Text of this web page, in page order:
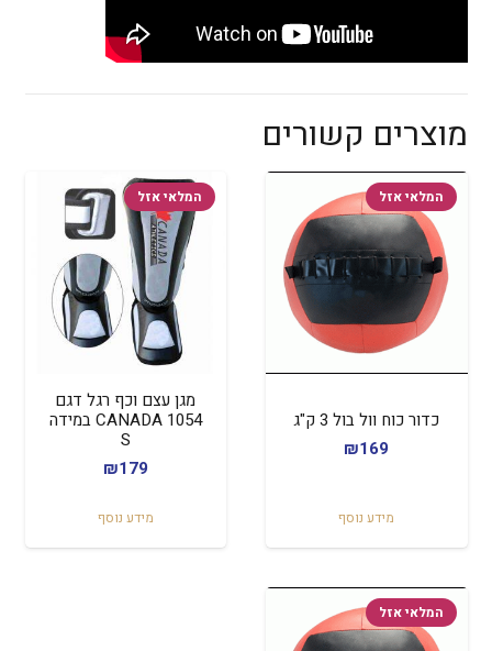
מוצרים קשורים
המלאי אזל
כדור כוח וול בול 3 ק"ג
₪169
מידע נוסף
המלאי אזל
מגן עצם וכף רגל דגם
CANADA 1054 במידה
S
₪179
מידע נוסף
המלאי אזל